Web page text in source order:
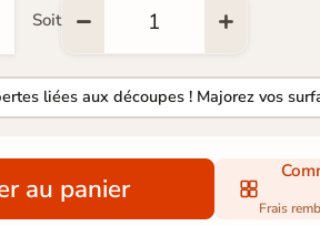
Soit
liées aux découpes ! Majorez vos
au panier
Frais